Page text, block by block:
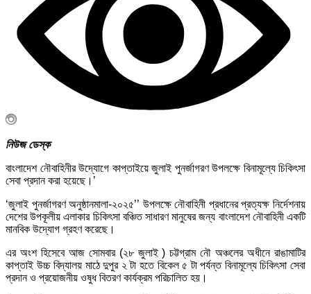
নিউজ ডেস্ক
বাংলাদেশ নৌবাহিনীর উদ্যোগে কাপ্তাইয়ে জুলাই পুনর্জাগরণ উপলক্ষে বিনামূল্যে চিকিৎসা
সেবা প্রদান করা হয়েছে।’
‘জুলাই পুনর্জাগরণ অনুষ্ঠানমালা-২০২৫’’ উপলক্ষে নৌবাহিনী প্রধানের প্রত্যক্ষ নির্দেশনায়
দেশের উপকূলীয় এলাকার চিকিৎসা বঞ্চিত সাধারণ মানুষের জন্য বাংলাদেশ নৌবাহিনী একটি
মানবিক উদ্যোগ গ্রহণ করেছে।
এর অংশ হিসেবে আজ সোমবার (২৮ জুলাই ) চট্টগ্রাম নৌ অঞ্চলের অধীনে রাঙামাটির
কাপ্তাই উচ্চ বিদ্যালয় মাঠে দুপুর ২ টা হতে বিকেল ৫ টা পর্যন্ত বিনামূল্যে চিকিৎসা সেবা
প্রদান ও প্রয়োজনীয় ওষুধ বিতরণ কার্যক্রম পরিচালিত হয়।